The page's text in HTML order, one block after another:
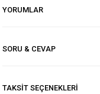
YORUMLAR
SORU & CEVAP
TAKSİT SEÇENEKLERİ